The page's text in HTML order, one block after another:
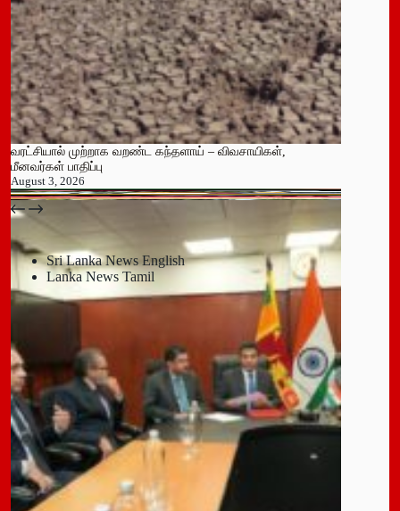
வரட்சியால் முற்றாக வறண்ட கந்தளாய் – விவசாயிகள்,
மீனவர்கள் பாதிப்பு
August 3, 2026
பதுளை மாநகர சபையின் NPP உறுப்பினர் திடீர் ராஜினாமா!
July 14, 2026
Sri Lanka News English
Lanka News Tamil
Leave a Reply
You must be
logged into post a comment.